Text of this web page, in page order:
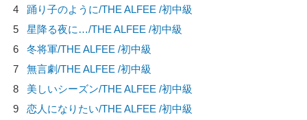
4
踊り子のように/THE ALFEE /初中級
5
星降る夜に…/THE ALFEE /初中級
6
冬将軍/THE ALFEE /初中級
7
無言劇/THE ALFEE /初中級
8
美しいシーズン/THE ALFEE /初中級
9
恋人になりたい/THE ALFEE /初中級